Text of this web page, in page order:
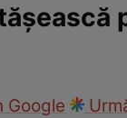
Google